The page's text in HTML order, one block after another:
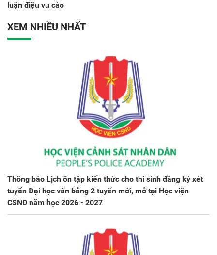
luận điệu vu cáo
XEM NHIỀU NHẤT
Thông báo Lịch ôn tập kiến thức cho thí sinh đăng ký xét
tuyển Đại học văn bằng 2 tuyển mới, mở tại Học viện
CSND năm học 2026 - 2027